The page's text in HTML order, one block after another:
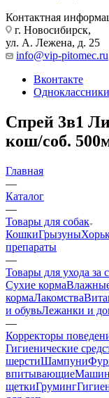
Контактная
г. Новосибирск,
ул. А. Лежена, д. 25
info@vip-pitomec.ru
Вконтакте
Одноклассники
Спрей 3в1
кош/соб.
Главная
—
Каталог
—
Товары для собак
КошкиГрызуны
препараты
—
Товары для ухода за
Сухие корма
кормаЛакомства
и обувьЛежанки и
—
Корректоры
Гигиенические
шерстиШампуни
впитывающие
щеткиГруминг